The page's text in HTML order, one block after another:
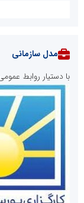
روابط عمومی
مدل سازمانی
با دستیار روابط